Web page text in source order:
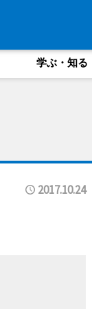
学ぶ・知る
2017.10.24